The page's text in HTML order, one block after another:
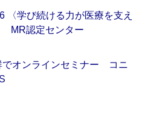
〈学び続ける力が医療を支え
MR認定センター
でオンラインセミナー コニ